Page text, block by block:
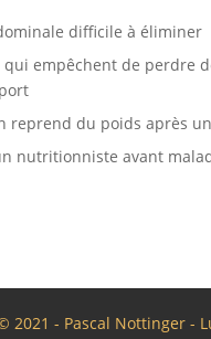
difficile à éliminer
qui empêchent de perdre
reprend du poids après
nutritionniste avant
2021 - Pascal Nottinger -